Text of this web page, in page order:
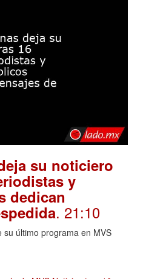
su noticiero
y
dedican
. 21:10
su último programa en MVS